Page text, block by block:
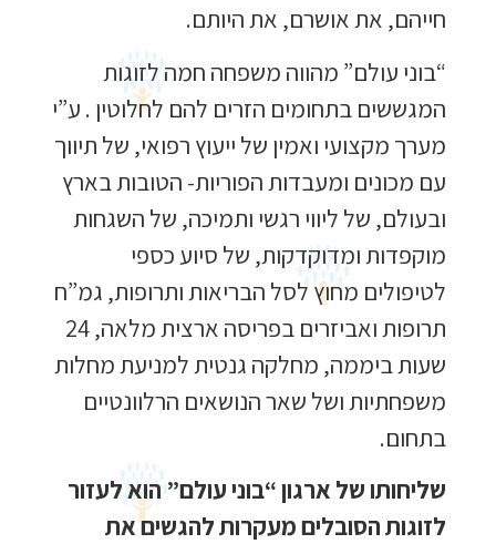
חייהם, את אושרם, את היותם.
“בוני עולם” מהווה משפחה חמה לזוגות
המגששים בתחומים הזרים להם לחלוטין . ע”י
מערך מקצועי ואמין של ייעוץ רפואי, של תיווך
עם מכונים ומעבדות הפוריות- הטובות בארץ
ובעולם, של ליווי רגשי ותמיכה, של השגחות
מוקפדות ומדוקדקות, של סיוע כספי
לטיפולים מחוץ לסל הבריאות ותרופות, גמ”ח
תרופות ואביזרים בפריסה ארצית מלאה, 24
שעות ביממה, מחלקה גנטית למניעת מחלות
משפחתיות ושל שאר הנושאים הרלוונטיים
בתחום.
שליחותו של ארגון “בוני עולם” הוא לעזור
לזוגות הסובלים מעקרות להגשים את